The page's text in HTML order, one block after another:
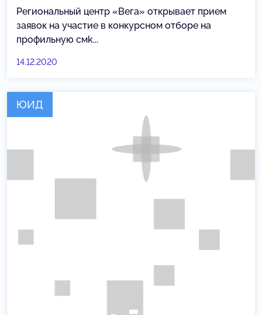
Региональный центр «Вега» открывает прием
заявок на участие в конкурсном отборе на
профильную смk...
14.12.2020
ЮИД